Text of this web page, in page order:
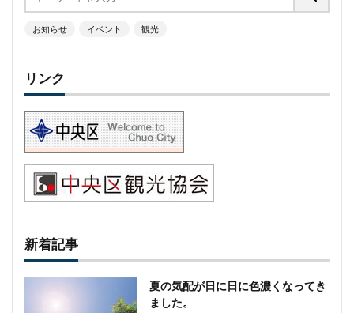
お知らせ イベント 観光
リンク
新着記事
夏の気配が日に日に色濃くなってき
ました。